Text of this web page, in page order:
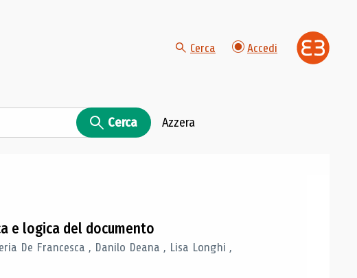
Cerca Accedi
Cerca Azzera
e logica del documento
De Francesca , Danilo Deana , Lisa Longhi ,